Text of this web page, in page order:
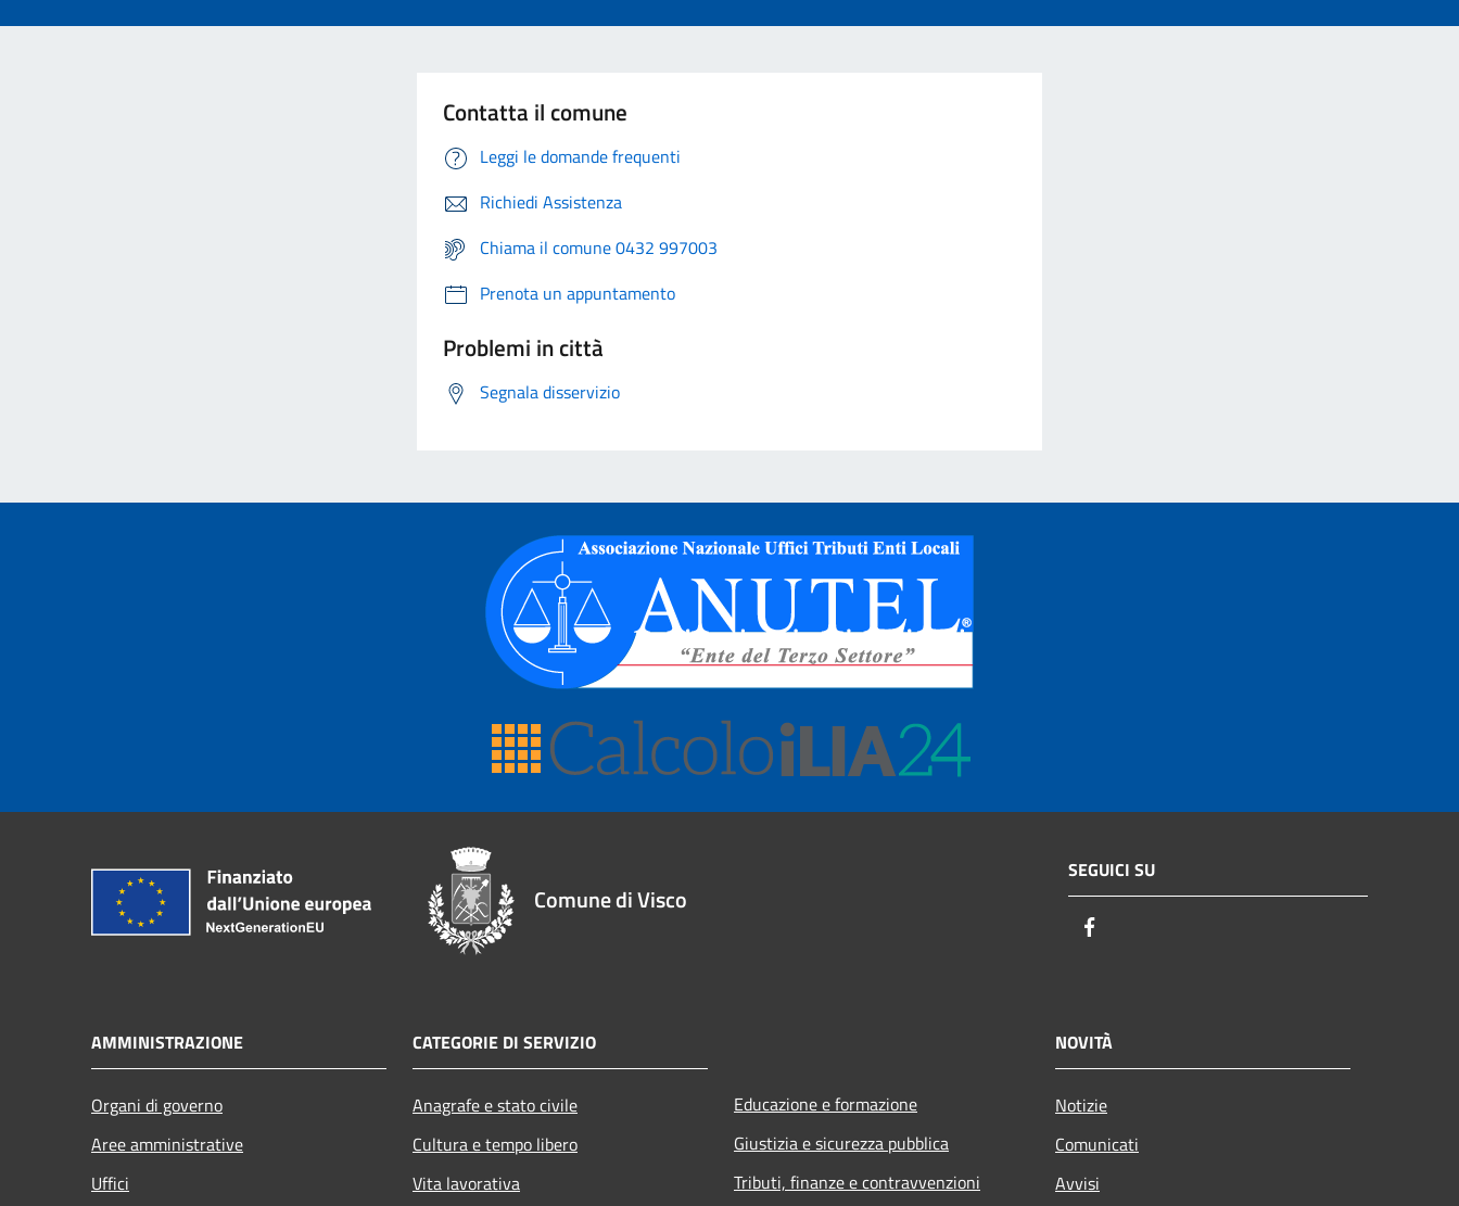
Contatta il comune
Leggi le domande frequenti
Richiedi Assistenza
Chiama il comune 0432 997003
Prenota un appuntamento
Problemi in città
Segnala disservizio
Comune di Visco
SEGUICI SU
AMMINISTRAZIONE
Organi di governo
Aree amministrative
Uffici
CATEGORIE DI SERVIZIO
Anagrafe e stato civile
Cultura e tempo libero
Vita lavorativa
Educazione e formazione
Giustizia e sicurezza pubblica
Tributi, finanze e contravvenzioni
NOVITÀ
Notizie
Comunicati
Avvisi